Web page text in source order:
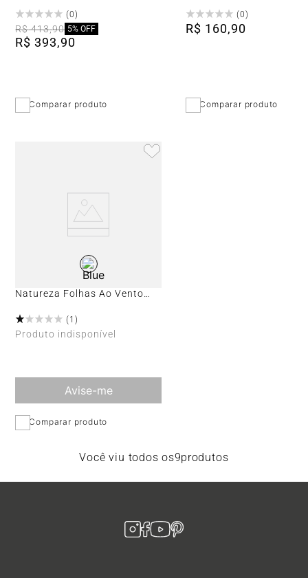
Retificado (0 )
R$ 413,90 5% OFF
R$ 393,90
Comparar produto
Retificado (0 )
R$ 160,90
Comparar produto
Revestimento Nuances da
Natureza Folhas Ao Vento
Bold - 6061927 Portinari
( 1 )
Produto indisponível
Avise-me
Comparar produto
Você viu todos os9produtos